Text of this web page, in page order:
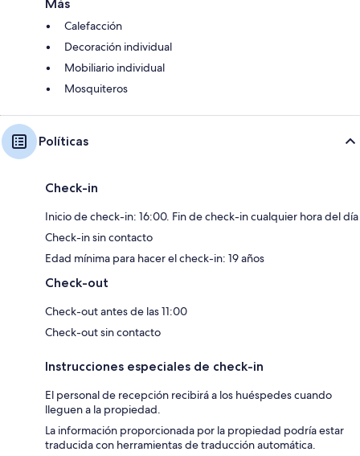
Más
Calefacción
Decoración individual
Mobiliario individual
Mosquiteros
Políticas
Check-in
Inicio de check-in: 16:00. Fin de check-in cualquier hora del día
Check-in sin contacto
Edad mínima para hacer el check-in: 19 años
Check-out
Check-out antes de las 11:00
Check-out sin contacto
Instrucciones especiales de check-in
El personal de recepción recibirá a los huéspedes cuando
lleguen a la propiedad.
La información proporcionada por la propiedad podría estar
traducida con herramientas de traducción automática.